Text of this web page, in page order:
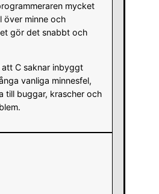
mycket
över minne och
gör det snabbt och
C saknar inbyggt
vanliga minnesfel,
till buggar, krascher och